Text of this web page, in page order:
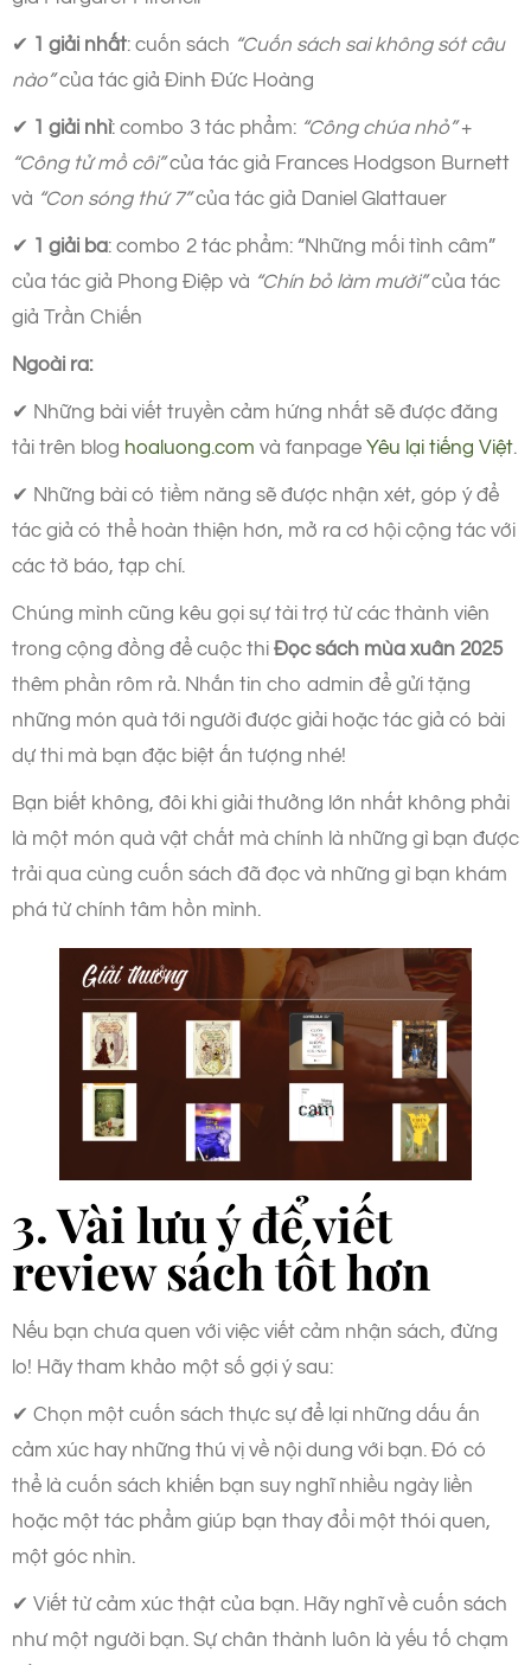
✔ 1 giải nhất: cuốn sách “Cuốn sách sai không sót câu
nào”của tác giả Đinh Đức Hoàng
✔ 1 giải nhì: combo 3 tác phẩm: “Công chúa nhỏ”+
“Công tử mồ côi”của tác giả Frances Hodgson Burnett
và “Con sóng thứ 7”của tác giả Daniel Glattauer
✔ 1 giải ba: combo 2 tác phẩm: “Những mối tình câm”
của tác giả Phong Điệp và “Chín bỏ làm mười”của tác
giả Trần Chiến
Ngoài ra:
✔ Những bài viết truyền cảm hứng nhất sẽ được đăng
tải trên blog hoaluong.com và fanpage Yêu lại tiếng Việt.
✔ Những bài có tiềm năng sẽ được nhận xét, góp ý để
tác giả có thể hoàn thiện hơn, mở ra cơ hội cộng tác với
các tờ báo, tạp chí.
Chúng mình cũng kêu gọi sự tài trợ từ các thành viên
trong cộng đồng để cuộc thi Đọc sách mùa xuân 2025
thêm phần rôm rả. Nhắn tin cho admin để gửi tặng
những món quà tới người được giải hoặc tác giả có bài
dự thi mà bạn đặc biệt ấn tượng nhé!
Bạn biết không, đôi khi giải thưởng lớn nhất không phải
là một món quà vật chất mà chính là những gì bạn được
trải qua cùng cuốn sách đã đọc và những gì bạn khám
phá từ chính tâm hồn mình.
3. Vài lưu ý để viết
review sách tốt hơn
Nếu bạn chưa quen với việc viết cảm nhận sách, đừng
lo! Hãy tham khảo một số gợi ý sau:
✔ Chọn một cuốn sách thực sự để lại những dấu ấn
cảm xúc hay những thú vị về nội dung với bạn. Đó có
thể là cuốn sách khiến bạn suy nghĩ nhiều ngày liền
hoặc một tác phẩm giúp bạn thay đổi một thói quen,
một góc nhìn.
✔ Viết từ cảm xúc thật của bạn. Hãy nghĩ về cuốn sách
như một người bạn. Sự chân thành luôn là yếu tố chạm